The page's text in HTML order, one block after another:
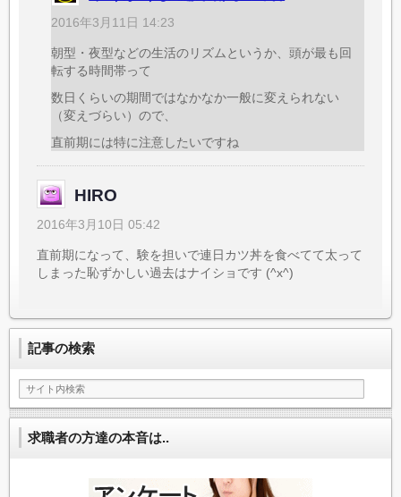
2016年3月11日 14:23
朝型・夜型などの生活のリズムというか、頭が最も回
転する時間帯って
数日くらいの期間ではなかなか一般に変えられない
（変えづらい）ので、
直前期には特に注意したいですね
HIRO
2016年3月10日 05:42
直前期になって、験を担いで連日カツ丼を食べてて太って
しまった恥ずかしい過去はナイショです (^x^)
記事の検索
求職者の方達の本音は..